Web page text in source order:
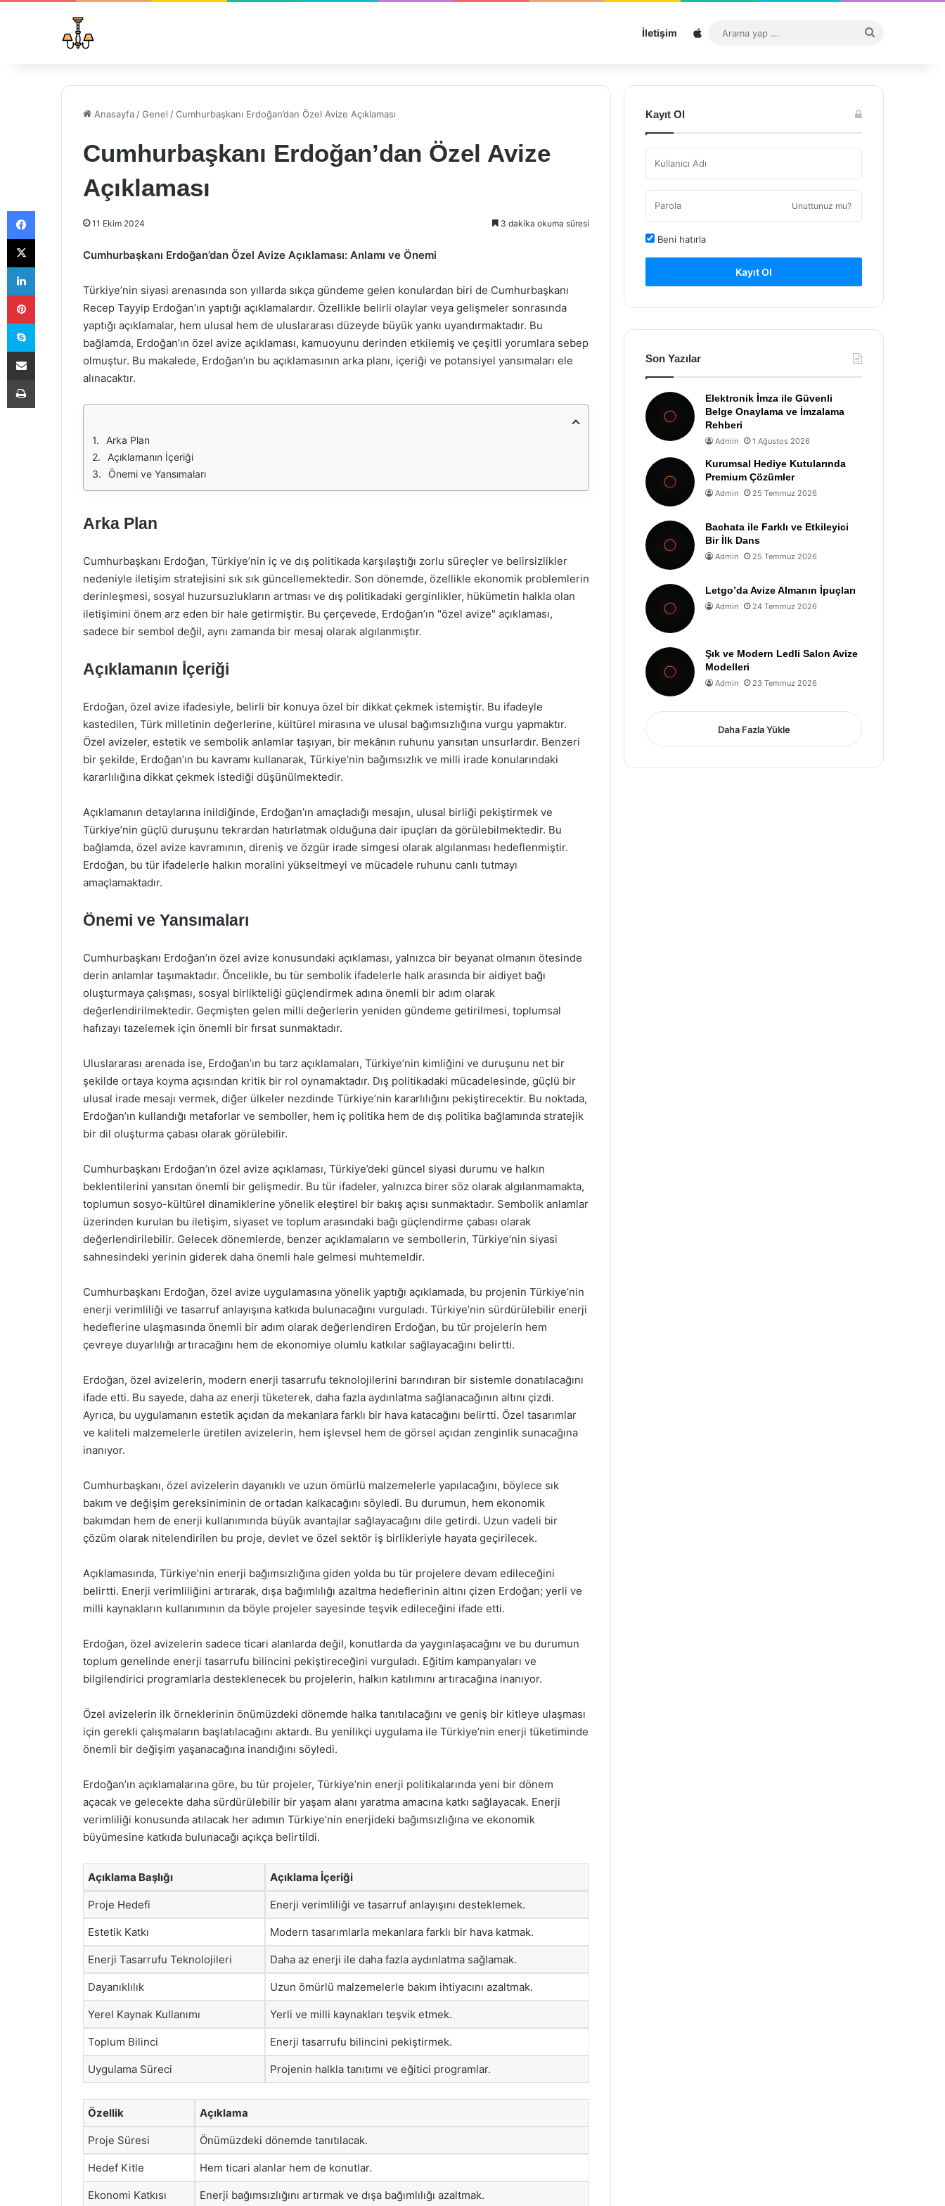
İletişim Sitemap
...
Anasayfa /Genel /Cumhurbaşkanı Erdoğan’dan Özel Avize Açıklaması
Cumhurbaşkanı Erdoğan’dan Özel Avize
Açıklaması
11 Ekim 2024 3 dakika okuma süresi
Cumhurbaşkanı Erdoğan’dan Özel Avize Açıklaması: Anlamı ve Önemi
Türkiye’nin siyasi arenasında son yıllarda sıkça gündeme gelen konulardan biri de Cumhurbaşkanı
Recep Tayyip Erdoğan’ın yaptığı açıklamalardır. Özellikle belirli olaylar veya gelişmeler sonrasında
yaptığı açıklamalar, hem ulusal hem de uluslararası düzeyde büyük yankı uyandırmaktadır. Bu
bağlamda, Erdoğan’ın özel avize açıklaması, kamuoyunu derinden etkilemiş ve çeşitli yorumlara sebep
olmuştur. Bu makalede, Erdoğan’ın bu açıklamasının arka planı, içeriği ve potansiyel yansımaları ele
alınacaktır.
Arka Plan
Açıklamanın İçeriği
Önemi ve Yansımaları
Arka Plan
Cumhurbaşkanı Erdoğan, Türkiye’nin iç ve dış politikada karşılaştığı zorlu süreçler ve belirsizlikler
nedeniyle iletişim stratejisini sık sık güncellemektedir. Son dönemde, özellikle ekonomik problemlerin
derinleşmesi, sosyal huzursuzlukların artması ve dış politikadaki gerginlikler, hükümetin halkla olan
iletişimini önem arz eden bir hale getirmiştir. Bu çerçevede, Erdoğan’ın "özel avize" açıklaması,
sadece bir sembol değil, aynı zamanda bir mesaj olarak algılanmıştır.
Açıklamanın İçeriği
Erdoğan, özel avize ifadesiyle, belirli bir konuya özel bir dikkat çekmek istemiştir. Bu ifadeyle
kastedilen, Türk milletinin değerlerine, kültürel mirasına ve ulusal bağımsızlığına vurgu yapmaktır.
Özel avizeler, estetik ve sembolik anlamlar taşıyan, bir mekânın ruhunu yansıtan unsurlardır. Benzeri
bir şekilde, Erdoğan’ın bu kavramı kullanarak, Türkiye’nin bağımsızlık ve milli irade konularındaki
kararlılığına dikkat çekmek istediği düşünülmektedir.
Açıklamanın detaylarına inildiğinde, Erdoğan’ın amaçladığı mesajın, ulusal birliği pekiştirmek ve
Türkiye’nin güçlü duruşunu tekrardan hatırlatmak olduğuna dair ipuçları da görülebilmektedir. Bu
bağlamda, özel avize kavramının, direniş ve özgür irade simgesi olarak algılanması hedeflenmiştir.
Erdoğan, bu tür ifadelerle halkın moralini yükseltmeyi ve mücadele ruhunu canlı tutmayı
amaçlamaktadır.
Önemi ve Yansımaları
Cumhurbaşkanı Erdoğan’ın özel avize konusundaki açıklaması, yalnızca bir beyanat olmanın ötesinde
derin anlamlar taşımaktadır. Öncelikle, bu tür sembolik ifadelerle halk arasında bir aidiyet bağı
oluşturmaya çalışması, sosyal birlikteliği güçlendirmek adına önemli bir adım olarak
değerlendirilmektedir. Geçmişten gelen milli değerlerin yeniden gündeme getirilmesi, toplumsal
hafızayı tazelemek için önemli bir fırsat sunmaktadır.
Uluslararası arenada ise, Erdoğan’ın bu tarz açıklamaları, Türkiye’nin kimliğini ve duruşunu net bir
şekilde ortaya koyma açısından kritik bir rol oynamaktadır. Dış politikadaki mücadelesinde, güçlü bir
ulusal irade mesajı vermek, diğer ülkeler nezdinde Türkiye’nin kararlılığını pekiştirecektir. Bu noktada,
Erdoğan’ın kullandığı metaforlar ve semboller, hem iç politika hem de dış politika bağlamında stratejik
bir dil oluşturma çabası olarak görülebilir.
Cumhurbaşkanı Erdoğan’ın özel avize açıklaması, Türkiye’deki güncel siyasi durumu ve halkın
beklentilerini yansıtan önemli bir gelişmedir. Bu tür ifadeler, yalnızca birer söz olarak algılanmamakta,
toplumun sosyo-kültürel dinamiklerine yönelik eleştirel bir bakış açısı sunmaktadır. Sembolik anlamlar
üzerinden kurulan bu iletişim, siyaset ve toplum arasındaki bağı güçlendirme çabası olarak
değerlendirilebilir. Gelecek dönemlerde, benzer açıklamaların ve sembollerin, Türkiye’nin siyasi
sahnesindeki yerinin giderek daha önemli hale gelmesi muhtemeldir.
Cumhurbaşkanı Erdoğan, özel avize uygulamasına yönelik yaptığı açıklamada, bu projenin Türkiye’nin
enerji verimliliği ve tasarruf anlayışına katkıda bulunacağını vurguladı. Türkiye’nin sürdürülebilir enerji
hedeflerine ulaşmasında önemli bir adım olarak değerlendiren Erdoğan, bu tür projelerin hem
çevreye duyarlılığı artıracağını hem de ekonomiye olumlu katkılar sağlayacağını belirtti.
Erdoğan, özel avizelerin, modern enerji tasarrufu teknolojilerini barındıran bir sistemle donatılacağını
ifade etti. Bu sayede, daha az enerji tüketerek, daha fazla aydınlatma sağlanacağının altını çizdi.
Ayrıca, bu uygulamanın estetik açıdan da mekanlara farklı bir hava katacağını belirtti. Özel tasarımlar
ve kaliteli malzemelerle üretilen avizelerin, hem işlevsel hem de görsel açıdan zenginlik sunacağına
inanıyor.
Cumhurbaşkanı, özel avizelerin dayanıklı ve uzun ömürlü malzemelerle yapılacağını, böylece sık
bakım ve değişim gereksiniminin de ortadan kalkacağını söyledi. Bu durumun, hem ekonomik
bakımdan hem de enerji kullanımında büyük avantajlar sağlayacağını dile getirdi. Uzun vadeli bir
çözüm olarak nitelendirilen bu proje, devlet ve özel sektör iş birlikleriyle hayata geçirilecek.
Açıklamasında, Türkiye’nin enerji bağımsızlığına giden yolda bu tür projelere devam edileceğini
belirtti. Enerji verimliliğini artırarak, dışa bağımlılığı azaltma hedeflerinin altını çizen Erdoğan; yerli ve
milli kaynakların kullanımının da böyle projeler sayesinde teşvik edileceğini ifade etti.
Erdoğan, özel avizelerin sadece ticari alanlarda değil, konutlarda da yaygınlaşacağını ve bu durumun
toplum genelinde enerji tasarrufu bilincini pekiştireceğini vurguladı. Eğitim kampanyaları ve
bilgilendirici programlarla desteklenecek bu projelerin, halkın katılımını artıracağına inanıyor.
Özel avizelerin ilk örneklerinin önümüzdeki dönemde halka tanıtılacağını ve geniş bir kitleye ulaşması
için gerekli çalışmaların başlatılacağını aktardı. Bu yenilikçi uygulama ile Türkiye’nin enerji tüketiminde
önemli bir değişim yaşanacağına inandığını söyledi.
Erdoğan’ın açıklamalarına göre, bu tür projeler, Türkiye’nin enerji politikalarında yeni bir dönem
açacak ve gelecekte daha sürdürülebilir bir yaşam alanı yaratma amacına katkı sağlayacak. Enerji
verimliliği konusunda atılacak her adımın Türkiye’nin enerjideki bağımsızlığına ve ekonomik
büyümesine katkıda bulunacağı açıkça belirtildi.
Açıklama Başlığı Açıklama İçeriği
Proje Hedefi Enerji verimliliği ve tasarruf anlayışını desteklemek.
Estetik Katkı Modern tasarımlarla mekanlara farklı bir hava katmak.
Enerji Tasarrufu Teknolojileri Daha az enerji ile daha fazla aydınlatma sağlamak.
Dayanıklılık Uzun ömürlü malzemelerle bakım ihtiyacını azaltmak.
Yerel Kaynak Kullanımı Yerli ve milli kaynakları teşvik etmek.
Toplum Bilinci Enerji tasarrufu bilincini pekiştirmek.
Uygulama Süreci Projenin halkla tanıtımı ve eğitici programlar.
Özellik Açıklama
Proje Süresi Önümüzdeki dönemde tanıtılacak.
Hedef Kitle Hem ticari alanlar hem de konutlar.
Ekonomi Katkısı Enerji bağımsızlığını artırmak ve dışa bağımlılığı azaltmak.
Kayıt Ol
Unuttunuz mu?
Beni hatırla
Kayıt Ol
Son Yazılar
Elektronik İmza ile Güvenli
Belge Onaylama ve İmzalama
Rehberi
Admin 1 Ağustos 2026
Kurumsal Hediye Kutularında
Premium Çözümler
Admin 25 Temmuz 2026
Bachata ile Farklı ve Etkileyici
Bir İlk Dans
Admin 25 Temmuz 2026
Letgo’da Avize Almanın İpuçları
Admin 24 Temmuz 2026
Şık ve Modern Ledli Salon Avize
Modelleri
Admin 23 Temmuz 2026
Daha Fazla Yükle
Facebook
X
LinkedIn
Pinterest
Skype
E-Posta ile paylaş